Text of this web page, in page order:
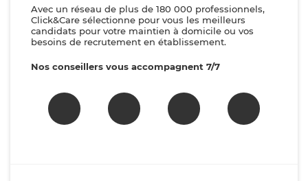
Avec un réseau de plus de 180 000 professionnels,
Click&Care sélectionne pour vous les meilleurs
candidats pour votre maintien à domicile ou vos
besoins de recrutement en établissement.
Nos conseillers vous accompagnent 7/7